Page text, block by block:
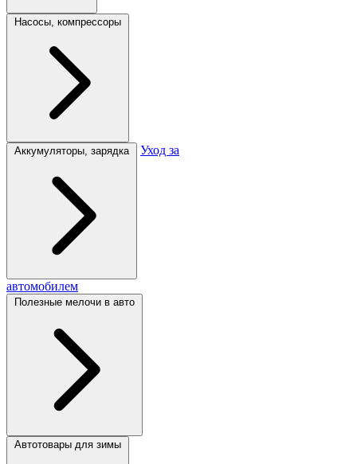
Насосы, компрессоры
Аккумуляторы, зарядка Уход за
автомобилем
Полезные мелочи в авто
Автотовары для зимы